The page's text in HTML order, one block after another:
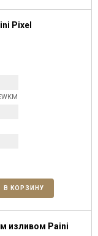
Pixel
В КОРЗИНУ
изливом Paini